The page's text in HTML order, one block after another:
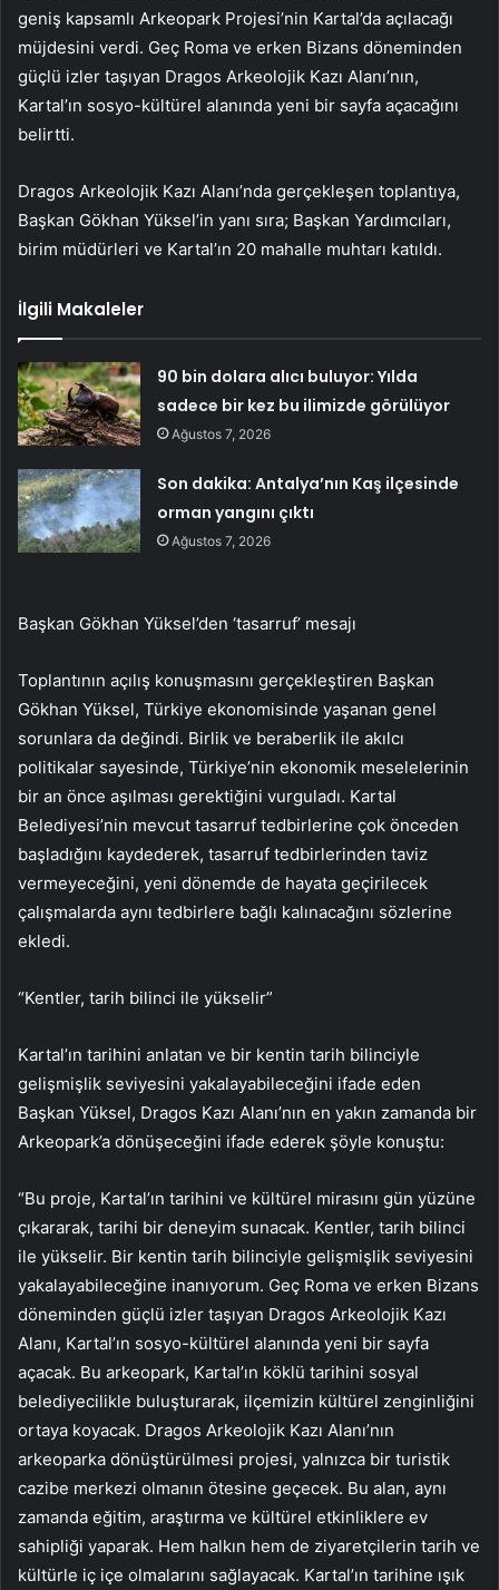
geniş kapsamlı Arkeopark Projesi’nin Kartal’da açılacağı
müjdesini verdi. Geç Roma ve erken Bizans döneminden
güçlü izler taşıyan Dragos Arkeolojik Kazı Alanı’nın,
Kartal’ın sosyo-kültürel alanında yeni bir sayfa açacağını
belirtti.
Dragos Arkeolojik Kazı Alanı’nda gerçekleşen toplantıya,
Başkan Gökhan Yüksel’in yanı sıra; Başkan Yardımcıları,
birim müdürleri ve Kartal’ın 20 mahalle muhtarı katıldı.
İlgili Makaleler
90 bin dolara alıcı buluyor: Yılda
sadece bir kez bu ilimizde görülüyor
Ağustos 7, 2026
Son dakika: Antalya’nın Kaş ilçesinde
orman yangını çıktı
Ağustos 7, 2026
Başkan Gökhan Yüksel’den ‘tasarruf’ mesajı
Toplantının açılış konuşmasını gerçekleştiren Başkan
Gökhan Yüksel, Türkiye ekonomisinde yaşanan genel
sorunlara da değindi. Birlik ve beraberlik ile akılcı
politikalar sayesinde, Türkiye’nin ekonomik meselelerinin
bir an önce aşılması gerektiğini vurguladı. Kartal
Belediyesi’nin mevcut tasarruf tedbirlerine çok önceden
başladığını kaydederek, tasarruf tedbirlerinden taviz
vermeyeceğini, yeni dönemde de hayata geçirilecek
çalışmalarda aynı tedbirlere bağlı kalınacağını sözlerine
ekledi.
“Kentler, tarih bilinci ile yükselir”
Kartal’ın tarihini anlatan ve bir kentin tarih bilinciyle
gelişmişlik seviyesini yakalayabileceğini ifade eden
Başkan Yüksel, Dragos Kazı Alanı’nın en yakın zamanda bir
Arkeopark’a dönüşeceğini ifade ederek şöyle konuştu:
“Bu proje, Kartal’ın tarihini ve kültürel mirasını gün yüzüne
çıkararak, tarihi bir deneyim sunacak. Kentler, tarih bilinci
ile yükselir. Bir kentin tarih bilinciyle gelişmişlik seviyesini
yakalayabileceğine inanıyorum. Geç Roma ve erken Bizans
döneminden güçlü izler taşıyan Dragos Arkeolojik Kazı
Alanı, Kartal’ın sosyo-kültürel alanında yeni bir sayfa
açacak. Bu arkeopark, Kartal’ın köklü tarihini sosyal
belediyecilikle buluşturarak, ilçemizin kültürel zenginliğini
ortaya koyacak. Dragos Arkeolojik Kazı Alanı’nın
arkeoparka dönüştürülmesi projesi, yalnızca bir turistik
cazibe merkezi olmanın ötesine geçecek. Bu alan, aynı
zamanda eğitim, araştırma ve kültürel etkinliklere ev
sahipliği yaparak. Hem halkın hem de ziyaretçilerin tarih ve
kültürle iç içe olmalarını sağlayacak. Kartal’ın tarihine ışık